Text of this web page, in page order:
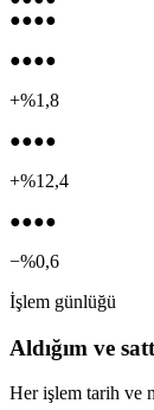
●●●●
●●●●
+%1,8
●●●●
+%12,4
●●●●
−%0,6
İşlem günlüğü
Aldığım ve
Her işlem tarih ve